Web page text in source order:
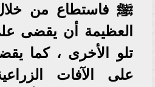
ﷺ فاستطاع من
العظيمة أن يقضى
تلو الأخرى ، كما
على الآفات